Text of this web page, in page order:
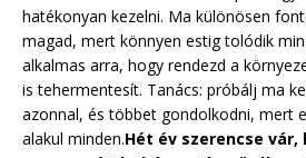
hatékonyan kezelni. Ma különösen
magad, mert könnyen estig tolódik
alkalmas arra, hogy rendezd a
is tehermentesít. Tanács: próbálj ma
azonnal, és többet gondolkodni, mert
alakul minden.Hét év szerencse vár,